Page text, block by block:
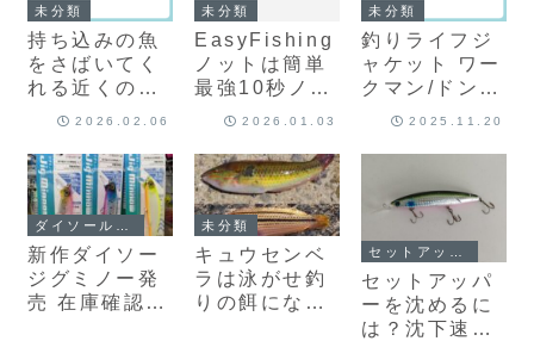
未分類
持ち込みの魚
をさばいてく
れる近くのス
ーパー・お店
ュ
2026.02.06
未分類
EasyFishing
ノットは簡単
最強10秒ノッ
2026.01.03
未分類
釣りライフジ
ャケット ワー
クマン/ドンキ
ホーテの値段
2025.11.20
新作ダイソー
ジグミノー発
売 在庫確認方
未分類
キュウセンベ
ラは泳がせ釣
りの餌になる
セットアッパー
セットアッパ
ーを沈めるに
は？沈下速度